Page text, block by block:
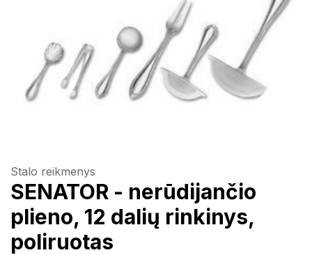
Stalo reikmenys
SENATOR - nerūdijančio
plieno, 12 dalių rinkinys,
poliruotas